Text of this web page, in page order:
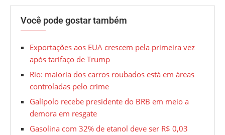
Você pode gostar também
Exportações aos EUA crescem pela primeira vez
após tarifaço de Trump
Rio: maioria dos carros roubados está em áreas
controladas pelo crime
Galípolo recebe presidente do BRB em meio a
demora em resgate
Gasolina com 32% de etanol deve ser R$ 0,03